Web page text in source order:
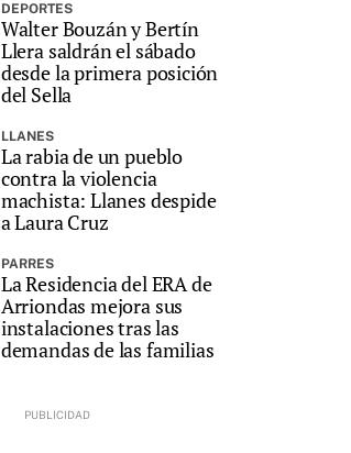
DEPORTES
Walter Bouzán y Bertín
Llera saldrán el sábado
desde la primera posición
del Sella
LLANES
La rabia de un pueblo
contra la violencia
machista: Llanes despide
a Laura Cruz
PARRES
La Residencia del ERA de
Arriondas mejora sus
instalaciones tras las
demandas de las familias